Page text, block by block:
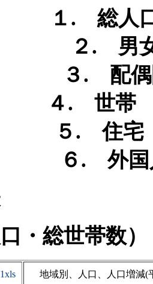
１.
２. 男女
３.
４.
５.
６.
・総世帯数）
地域別、人口、人口増減(